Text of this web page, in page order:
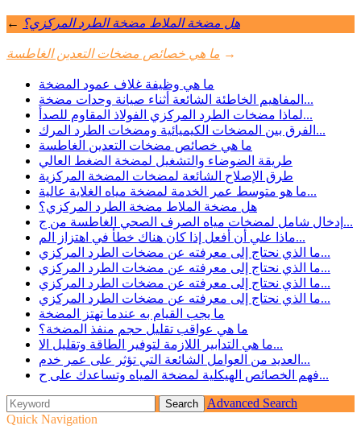
← هل مضخة الملاط مضخة الطرد المركزي؟
ما هي خصائص مضخات التعدين الغاطسة →
ما هي وظيفة غلاف عمود المضخة
المفاهيم الخاطئة الشائعة أثناء صيانة وحدات مضخة...
لماذا مضخات الطرد المركزي الفولاذ المقاوم للصدأ...
الفرق بين المضخات الكيميائية ومضخات الطرد المرك...
ما هي خصائص مضخات التعدين الغاطسة
طريقة الضوضاء والتشغيل لمضخة الضغط العالي
طرق الإصلاح الشائعة لمضخات المضخة المركزية
ما هو متوسط عمر الخدمة لمضخة مياه الغلاية عالية...
هل مضخة الملاط مضخة الطرد المركزي؟
إدخال شامل لمضخات مياه الصرف الصحي الغاطسة من ج...
ماذا علي أن أفعل إذا كان هناك خطأ في اهتزاز الم...
ما الذي نحتاج إلى معرفته عن مضخات الطرد المركزي...
ما الذي نحتاج إلى معرفته عن مضخات الطرد المركزي...
ما الذي نحتاج إلى معرفته عن مضخات الطرد المركزي...
ما الذي نحتاج إلى معرفته عن مضخات الطرد المركزي...
ما يجب القيام به عندما تهتز المضخة
ما هي عواقب تقليل حجم منفذ المضخة؟
ما هي التدابير اللازمة لتوفير الطاقة وتقليل الا...
العديد من العوامل الشائعة التي تؤثر على عمر خدم...
فهم الخصائص الهيكلية لمضخة المياه وتساعدك على ح...
Advanced Search
Quick Navigation